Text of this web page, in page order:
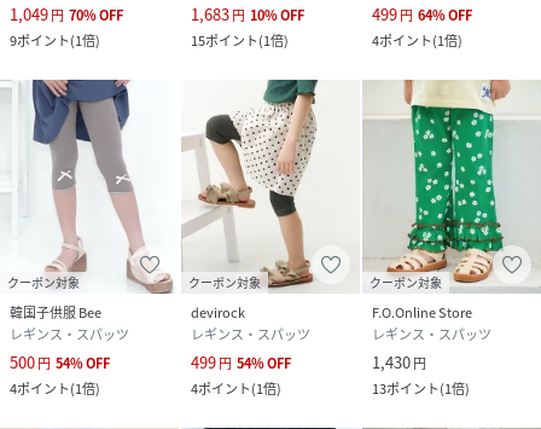
1,049円 70%OFF
9ポイント(1倍)
1,683円 10%OFF
15ポイント(1倍)
499円 64%OFF
4ポイント(1倍)
クーポン対象
韓国子供服 Bee
レギンス・スパッツ
500円 54%OFF
4ポイント(1倍)
クーポン対象
devirock
レギンス・スパッツ
499円 54%OFF
4ポイント(1倍)
クーポン対象
F.O.Online Store
レギンス・スパッツ
1,430円
13ポイント(1倍)